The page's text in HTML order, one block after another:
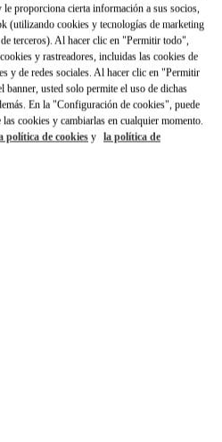
Link Opens in New Tab
le proporciona cierta información a sus socios,
(utilizando cookies y tecnologías de marketing
terceros). Al hacer clic en "Permitir todo",
y rastreadores, incluidas las cookies de
y de redes sociales. Al hacer clic en "Permitir
banner, usted solo permite el uso de dichas
En la "Configuración de cookies", puede
cookies y cambiarlas en cualquier momento.
política de cookies y la política de